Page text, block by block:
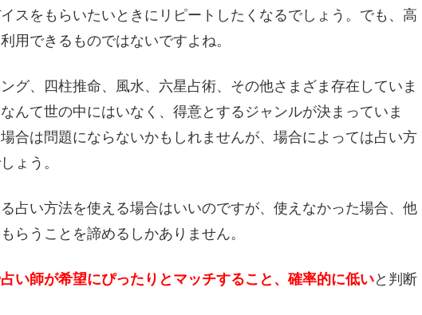
スをもらいたいときにリピートしたくなるでしょう。でも、高
用できるものではないですよね。
グ、四柱推命、風水、六星占術、その他さまざま存在していま
んて世の中にはいなく、得意とするジャンルが決まっていま
合は問題にならないかもしれませんが、場合によっては占い方
ょう。
占い方法を使える場合はいいのですが、使えなかった場合、他
らうことを諦めるしかありません。
い師が希望にぴったりとマッチすること、確率的に低いと判断